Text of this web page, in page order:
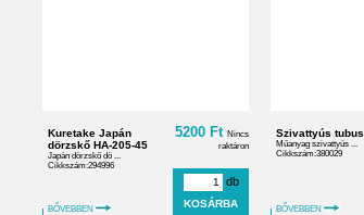
Kuretake Japán
dörzskő HA-205-45
Japán dörzskő dö ...
Cikkszám:294996
BŐVEBBEN
5200 Ft Nincs
raktáron
db
Szivattyús tubus
Műanyag szivattyús ...
Cikkszám:380029
BŐVEBBEN